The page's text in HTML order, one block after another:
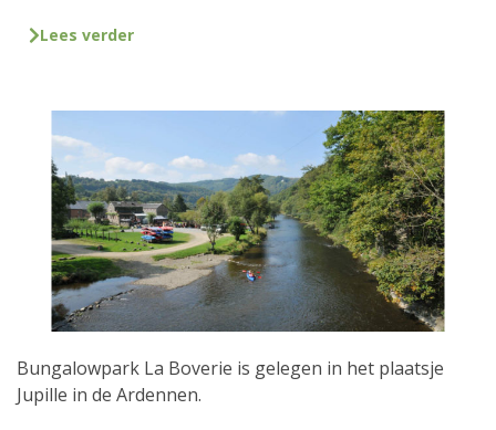
Lees verder
Bungalowpark La Boverie is gelegen in het plaatsje
Jupille in de Ardennen.